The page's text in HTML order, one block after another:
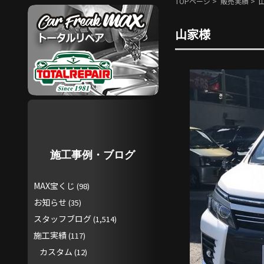
山家様
施工事例・ブログ
MAX宝くじ (98)
お知らせ (35)
スタッフブログ(1,514)
施工実績(117)
カスタム (12)